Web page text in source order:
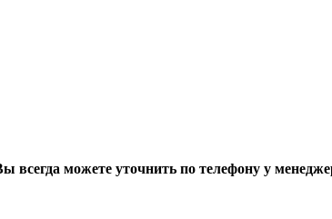
всегда можете уточнить по телефону у